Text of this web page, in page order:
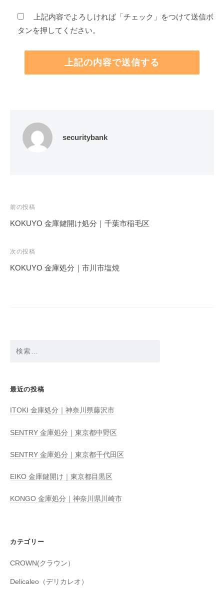
上記内容でよろしければ「チェック」をつけて送信ボ
タンを押してください。
securitybank
投
稿
ビ
ゲ
前の投稿
KOKUYO 金庫鍵開け処分｜千葉市稲毛区
次の投稿
KOKUYO 金庫処分｜市川市塩焼
最近の投稿
ITOKI 金庫処分｜神奈川県藤沢市
SENTRY 金庫処分｜東京都中野区
SENTRY 金庫処分｜東京都千代田区
EIKO 金庫鍵開け｜東京都目黒区
KONGO 金庫処分｜神奈川県川崎市
カテゴリー
CROWN(クラウン）
Delicaleo（デリカレオ）